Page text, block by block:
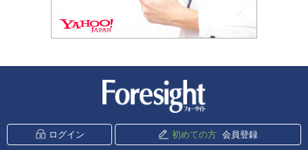
ログイン 初めての方 会員登録